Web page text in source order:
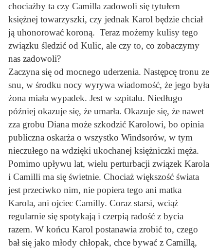
chociażby ta czy Camilla zadowoli się tytułem
księżnej towarzyszki, czy jednak Karol będzie chciał
ją uhonorować koroną. Teraz możemy kulisy tego
związku śledzić od Kulic, ale czy to, co zobaczymy
nas zadowoli?
Zaczyna się od mocnego uderzenia. Następcę tronu ze
snu, w środku nocy wyrywa wiadomość, że jego była
żona miała wypadek. Jest w szpitalu. Niedługo
później okazuje się, że umarła. Okazuje się, że nawet
zza grobu Diana może szkodzić Karolowi, bo opinia
publiczna oskarża o wszystko Windsorów, w tym
nieczułego na wdzięki ukochanej księżniczki męża.
Pomimo upływu lat, wielu perturbacji związek Karola
i Camilli ma się świetnie. Chociaż większość świata
jest przeciwko nim, nie popiera tego ani matka
Karola, ani ojciec Camilly. Coraz starsi, wciąż
regularnie się spotykają i czerpią radość z bycia
razem. W końcu Karol postanawia zrobić to, czego
bał się jako młody chłopak, chce bywać z Camillą,